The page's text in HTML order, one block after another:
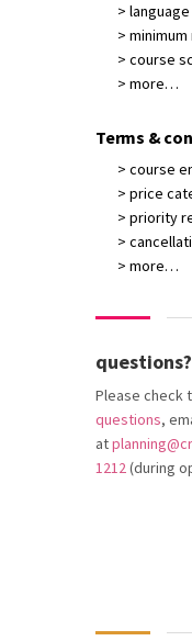
> language
>
> course
> more…
Terms &
> course
> price
> priority
>
> more…
questions?
Please check
questions,
at
1212(during